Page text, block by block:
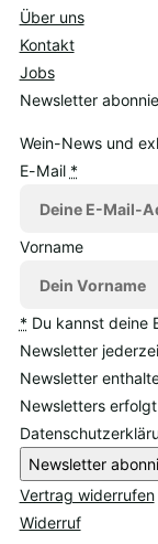
Über uns
Kontakt
Jobs
Newsletter
Wein-News und
E-Mail *
Vorname
* Du kannst deine
Newsletter
Newsletter
Newsletters
Newsletter
Vertrag widerrufen
Widerruf